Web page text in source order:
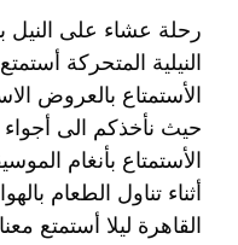
رحلة عشاء على النيل
النيلية المتحركة
الأستمتاع بالعروض
حيث نأخذكم الى
الأستمتاع بأنغام
أثناء تناول الطعام
القاهرة ليلا أستمتع